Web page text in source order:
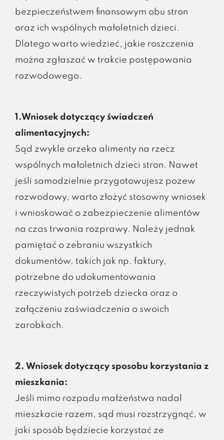
bezpieczeństwem finansowym obu stron
oraz ich wspólnych małoletnich dzieci.
Dlatego warto wiedzieć, jakie roszczenia
można zgłaszać w trakcie postępowania
rozwodowego.
1.Wniosek dotyczący świadczeń
alimentacyjnych:
Sąd zwykle orzeka alimenty na rzecz
wspólnych małoletnich dzieci stron. Nawet
jeśli samodzielnie przygotowujesz pozew
rozwodowy, warto złożyć stosowny wniosek
i wnioskować o zabezpieczenie alimentów
na czas trwania rozprawy. Należy jednak
pamiętać o zebraniu wszystkich
dokumentów, takich jak np. faktury,
potrzebne do udokumentowania
rzeczywistych potrzeb dziecka oraz o
załączeniu zaświadczenia o swoich
zarobkach.
2. Wniosek dotyczący sposobu korzystania z
mieszkania:
Jeśli mimo rozpadu małżeństwa nadal
mieszkacie razem, sąd musi rozstrzygnąć, w
jaki sposób będziecie korzystać ze